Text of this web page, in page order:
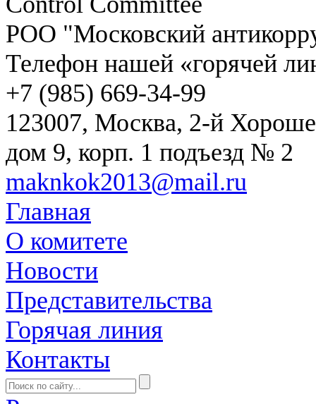
РОО "Московский
Телефон нашей «горячей
+7 (985) 669-34-99
123007, Москва, 2-й
дом 9, корп. 1 подъезд № 2
maknkok2013@mail.ru
Главная
О комитете
Новости
Представительства
Горячая линия
Контакты